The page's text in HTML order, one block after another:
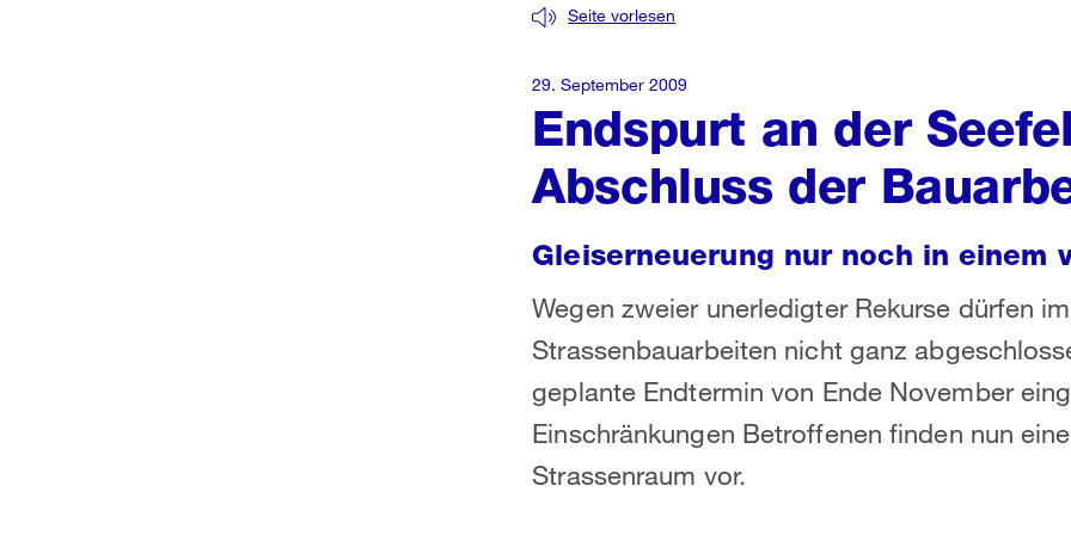
Endspurt an der
Abschluss der
Seite vorlesen
Gleiserneuerung nur noch in einem
Wegen zweier unerledigter Rekurse dürfen
Strassenbauarbeiten nicht ganz
geplante Endtermin von Ende November
Einschränkungen Betroffenen finden nun
Strassenraum vor.
29. September 2009